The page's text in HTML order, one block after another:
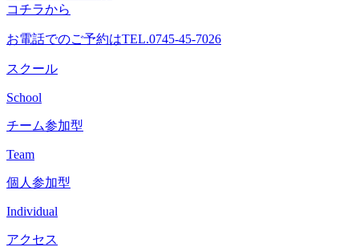
ス
キ
ッ
プ
コチラから
お電話でのご予約はTEL.0745-45-7026
スクール
School
チーム参加型
Team
個人参加型
Individual
アクセス